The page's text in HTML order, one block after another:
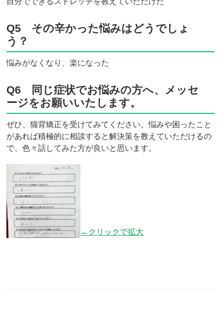
Q5 その辛かった悩みはどうでしょ
う？
悩みがなくなり、楽になった
Q6 同じ症状でお悩みの方へ、メッセ
ージをお願いいたします。
ぜひ、猫背矯正を受けてみてください。悩みや困ったこと
があれば積極的に相談すると解決策を教えていただけるの
で、色々話してみた方が良いと思います。
←クリックで拡大